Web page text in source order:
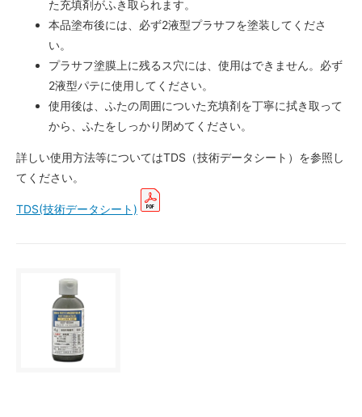
た充填剤がふき取られます。
本品塗布後には、必ず2液型プラサフを塗装してくださ
い。
プラサフ塗膜上に残るス穴には、使用はできません。必ず
2液型パテに使用してください。
使用後は、ふたの周囲についた充填剤を丁寧に拭き取って
から、ふたをしっかり閉めてください。
詳しい使用方法等についてはTDS（技術データシート）を参照し
てください。
TDS(技術データシート)